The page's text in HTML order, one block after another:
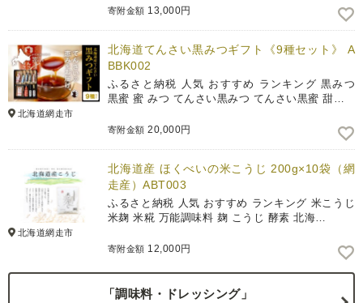
寄附金額 13,000円
北海道網走市
北海道てんさい黒みつギフト《9種セット》 A
BBK002
ふるさと納税 人気 おすすめ ランキング 黒みつ
黒蜜 蜜 みつ てんさい黒みつ てんさい黒蜜 甜…
寄附金額 20,000円
北海道網走市
北海道産 ほくべいの米こうじ 200g×10袋（網
走産）ABT003
ふるさと納税 人気 おすすめ ランキング 米こうじ
米麹 米糀 万能調味料 麹 こうじ 酵素 北海…
寄附金額 12,000円
「調味料・ドレッシング」